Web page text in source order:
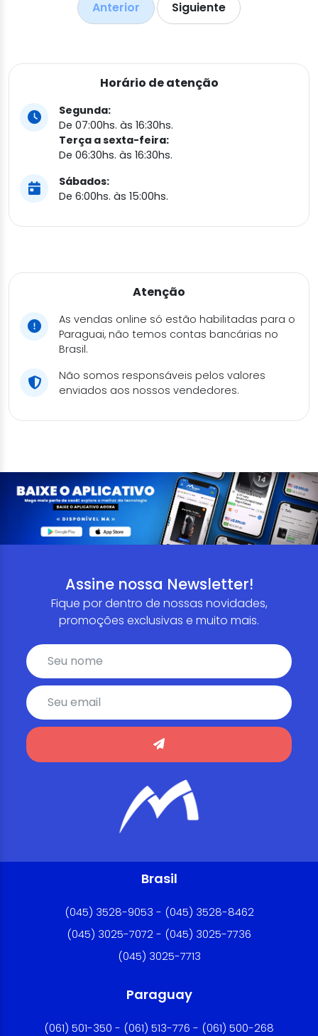
Anterior Siguiente
Horário de atenção
Segunda:
De 07:00hs. às 16:30hs.
Terça a sexta-feira:
De 06:30hs. às 16:30hs.
Sábados:
De 6:00hs. às 15:00hs.
Atenção
As vendas online só estão habilitadas para o
Paraguai, não temos contas bancárias no
Brasil.
Não somos responsáveis pelos valores
enviados aos nossos vendedores.
Assine nossa Newsletter!
Fique por dentro de nossas novidades,
promoções exclusivas e muito mais.
Brasil
(045) 3528-9053 - (045) 3528-8462
(045) 3025-7072 - (045) 3025-7736
(045) 3025-7713
Paraguay
(061) 501-350 - (061) 513-776 - (061) 500-268